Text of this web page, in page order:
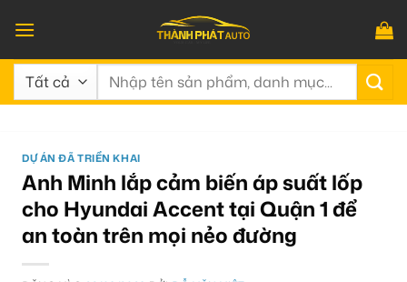
qua
nội
dung
Tìm
DỰ ÁN ĐÃ TRIỂN KHAI
Anh Minh lắp cảm biến áp suất lốp
cho Hyundai Accent tại Quận 1 để
an toàn trên mọi nẻo đường